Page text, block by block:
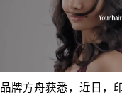
品牌方舟获悉，近日，